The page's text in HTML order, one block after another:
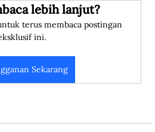
lebih lanjut?
terus membaca postingan
ini.
Sekarang